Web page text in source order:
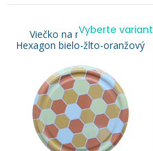
Viečko na med TO 82 -
Hexagon bielo-žlto-oranžový
Vyberte variant